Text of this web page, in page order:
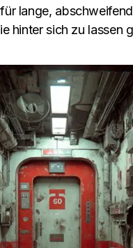
lange,
hinter sich zu lassen